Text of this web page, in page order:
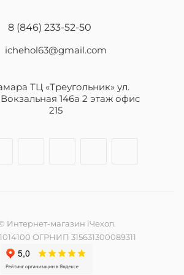
8 (846) 233-52-50
ichehol63@gmail.com
ТЦ «Треугольник» ул.
146а 2 этаж офис
215
Интернет-магазин iЧехол.
ОГРНИП 315631300089311